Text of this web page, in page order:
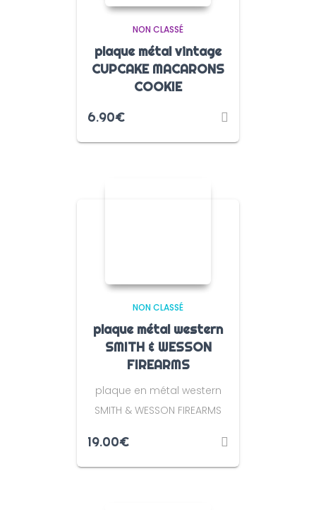
NON CLASSÉ
plaque métal vintage
CUPCAKE MACARONS
COOKIE
6.90€
NON CLASSÉ
plaque métal western
SMITH & WESSON
FIREARMS
plaque en métal western
SMITH & WESSON FIREARMS
19.00€